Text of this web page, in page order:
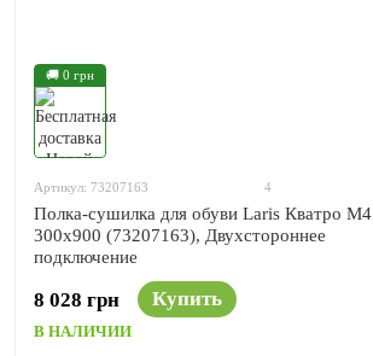
🚚 0 грн
Артикул: 73207163 4
Полка-сушилка для обуви Laris Кватро M4
300x900 (73207163), Двухстороннее
подключение
8 028 грн Купить
В НАЛИЧИИ